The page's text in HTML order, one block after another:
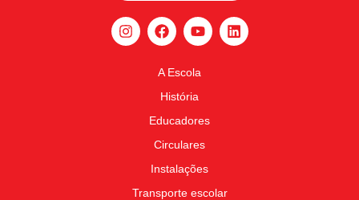
A Escola
História
Educadores
Circulares
Instalações
Transporte escolar